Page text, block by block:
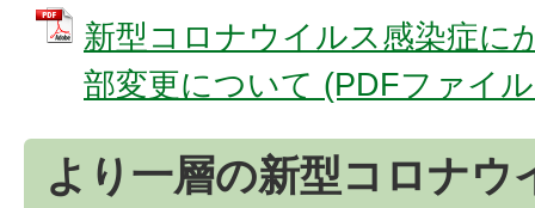
新型コロナウイルス感染症に
部変更について (PDFファイ
より一層の新型コロナウ